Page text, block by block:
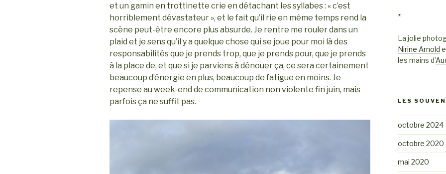
et un gamin en trottinette crie en détachant les syllabes : « c’est
horriblement dévastateur », et le fait qu’il rie en même temps rend la
scène peut-être encore plus absurde. Je rentre me rouler dans un
plaid et je sens qu’il y a quelque chose qui se joue pour moi là des
responsabilités que je prends trop, que je prends pour, que je prends
à la place de, et que si je parviens à dénouer ça, ce sera certainement
beaucoup d’énergie en plus, beaucoup de fatigue en moins. Je
repense au week-end de communication non violente fin juin, mais
parfois ça ne suffit pas.
*
La jolie
Nirine Arnold
les mains d’
LES
octobre 2024
octobre 2020
mai 2020